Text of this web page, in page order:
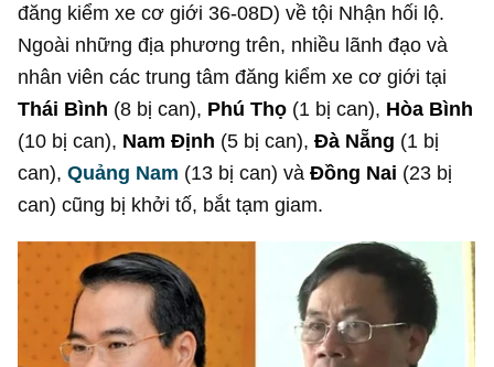
đăng kiểm xe cơ giới 36-08D) về tội Nhận hối lộ.
Ngoài những địa phương trên, nhiều lãnh đạo và
nhân viên các trung tâm đăng kiểm xe cơ giới tại
Thái Bình (8 bị can), Phú Thọ (1 bị can), Hòa Bình
(10 bị can), Nam Định (5 bị can), Đà Nẵng (1 bị
can), Quảng Nam (13 bị can) vàĐồng Nai (23 bị
can) cũng bị khởi tố, bắt tạm giam.